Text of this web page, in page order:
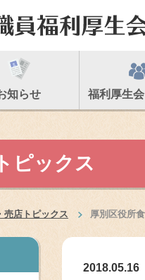
知らせ 福利厚生
ピックス
売店トピックス 厚別区役所
2018.05.16